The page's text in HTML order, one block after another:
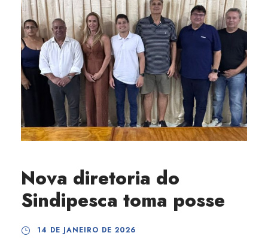
Nova diretoria do
Sindipesca toma posse
14 DE JANEIRO DE 2026